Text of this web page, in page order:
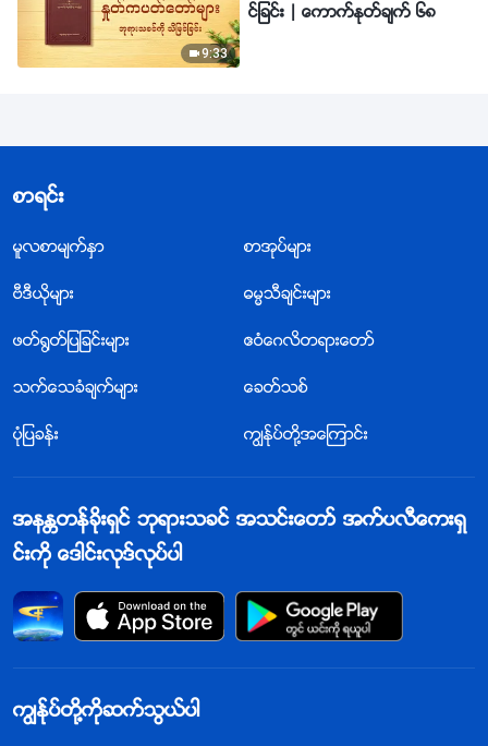
9:33
င္ျခင္း | ေကာက္ႏုတ္ခ်က္ ၆၈
စာရင္း
မူလစာမ်က္ႏွာ စာအုပ္မ်ား
ဗီဒီယိုမ်ား ဓမၼသီခ်င္းမ်ား
ဖတ္႐ြတ္ျပျခင္းမ်ား ဧဝံေဂလိတရားေတာ္
သက္ေသခံခ်က္မ်ား ေခတ္သစ္
ပုံျပခန္း ကြၽန္ုပ္တို႔အေၾကာင္း
အနႏၲတန္ခိုးရွင္ ဘုရားသခင္ အသင္းေတာ္ အက္ပလီေကးရွ
င္းကို ေဒါင္းလုဒ္လုပ္ပါ
ကြၽန္ုပ္တို႔ကိုဆက္သြယ္ပါ